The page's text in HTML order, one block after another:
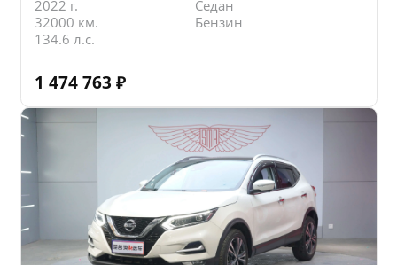
2022 г.
Седан
32000 км.
Бензин
134.6 л.с.
1 474 763 ₽